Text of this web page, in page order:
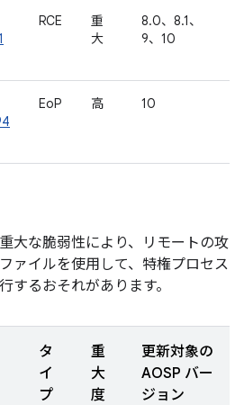
RCE
重
大
8.0、8.1、
9、10
EoP 高 10
大な脆弱性により、リモートの攻
ァイルを使用して、特権プロセス
するおそれがあります。
タ
イ
プ
重
大
度
更新対象の
AOSP バー
ジョン